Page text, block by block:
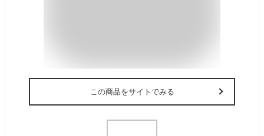
この商品をサイトでみる